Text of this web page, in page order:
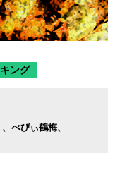
ング
べびぃ鶴梅